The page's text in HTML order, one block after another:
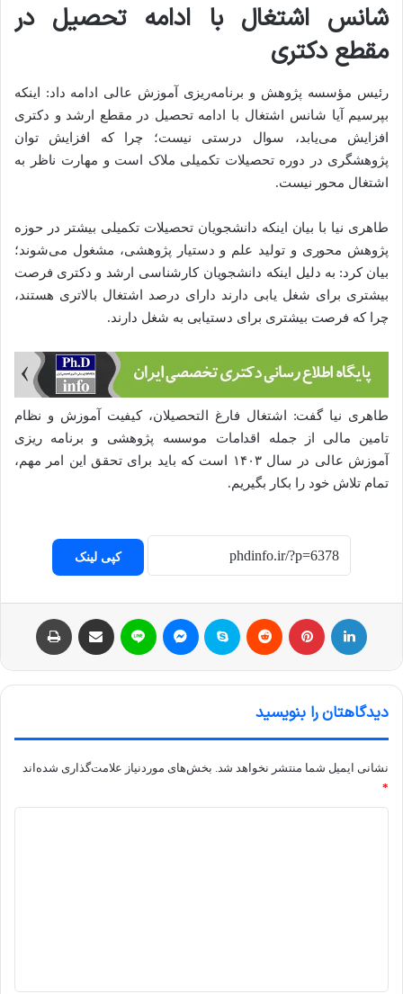
شانس اشتغال با ادامه تحصیل در
مقطع دکتری
رئیس مؤسسه پژوهش و برنامه‌ریزی آموزش عالی ادامه داد: اینکه
بپرسیم آیا شانس اشتغال با ادامه تحصیل در مقطع ارشد و دکتری
افزایش می‌یابد، سوال درستی نیست؛ چرا که افزایش توان
پژوهشگری در دوره تحصیلات تکمیلی ملاک است و مهارت ناظر به
اشتغال محور نیست.
طاهری نیا با بیان اینکه دانشجویان تحصیلات تکمیلی بیشتر در حوزه
پژوهش محوری و تولید علم و دستیار پژوهشی، مشغول می‌شوند؛
بیان کرد: به دلیل اینکه دانشجویان کارشناسی ارشد و دکتری فرصت
بیشتری برای شغل یابی دارند دارای درصد اشتغال بالاتری هستند،
چرا که فرصت بیشتری برای دستیابی به شغل دارند.
طاهری نیا گفت: اشتغال فارغ التحصیلان، کیفیت آموزش و نظام
تامین مالی از جمله اقدامات موسسه پژوهشی و برنامه ریزی
آموزش عالی در سال ۱۴۰۳ است که باید برای تحقق این امر مهم،
تمام تلاش خود را بکار بگیریم.
کپی لینک
دیدگاهتان را بنویسید
نشانی ایمیل شما منتشر نخواهد شد. بخش‌های موردنیاز علامت‌گذاری شده‌اند
*